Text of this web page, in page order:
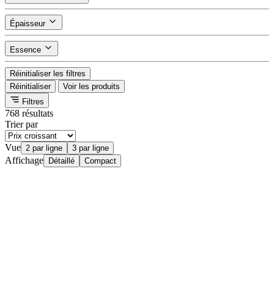
Épaisseur
Essence
Réinitialiser les filtres
Réinitialiser
Voir les produits
Filtres
768 résultats
Trier par
Vue 2 par ligne 3 par ligne
Affichage Détaillé Compact